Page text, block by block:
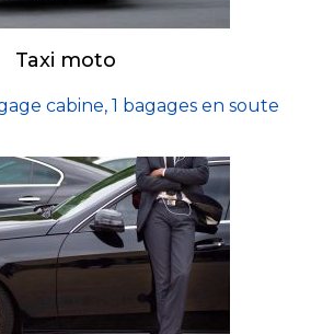
Taxi moto
cabine, 1 bagages en soute